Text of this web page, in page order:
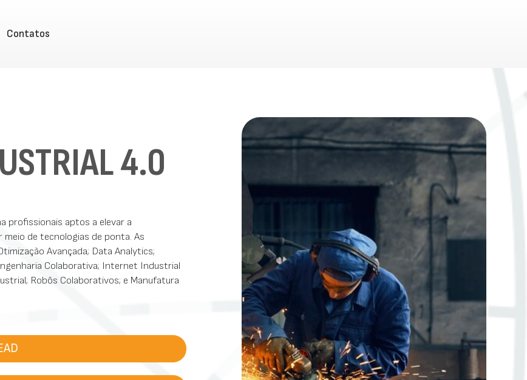
Contatos
4.0
profissionais aptos a elevar a
de tecnologias de ponta. As
Avançada; Data Analytics;
Colaborativa; Internet Industrial
Robôs Colaborativos; e Manufatura